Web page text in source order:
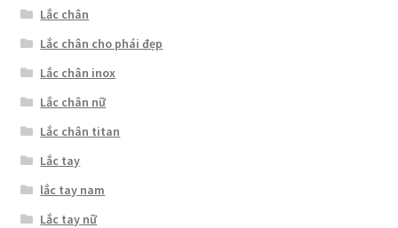
Lắc chân
Lắc chân cho phái đẹp
Lắc chân inox
Lắc chân nữ
Lắc chân titan
Lắc tay
lắc tay nam
Lắc tay nữ